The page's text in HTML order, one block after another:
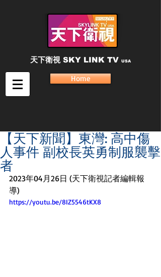
天下衛視 SKY LINK TV USA
Home
【天下新聞】東灣: 高中傷
人事件 副校長英勇制服襲擊
者
2023年04月26日 (天下衛視記者編輯報
導)
https://youtu.be/8IZ5546tKX8